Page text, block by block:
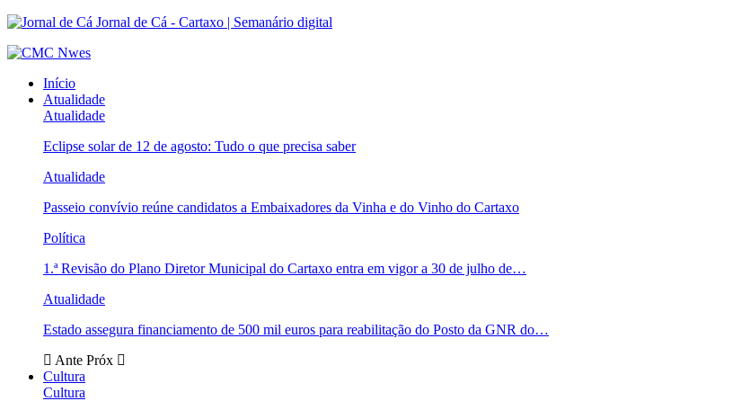
Jornal de Cá - Cartaxo | Semanário digital
Início
Atualidade
Atualidade
Eclipse solar de 12 de agosto: Tudo o que precisa saber
Atualidade
Passeio convívio reúne candidatos a Embaixadores da Vinha e do Vinho do Cartaxo
Política
1.ª Revisão do Plano Diretor Municipal do Cartaxo entra em vigor a 30 de julho de…
Atualidade
Estado assegura financiamento de 500 mil euros para reabilitação do Posto da GNR do…
Ante Próx
Cultura
Cultura